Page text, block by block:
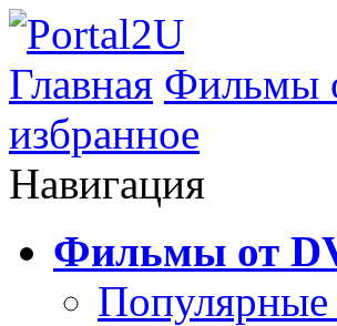
Главная Фильмы
избранное
Навигация
Фильмы от